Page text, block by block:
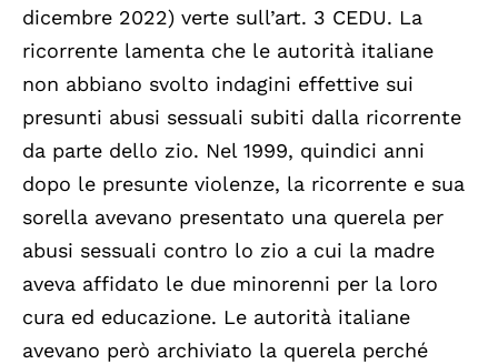
dicembre 2022) verte sull’art. 3 CEDU. La
ricorrente lamenta che le autorità italiane
non abbiano svolto indagini effettive sui
presunti abusi sessuali subiti dalla ricorrente
da parte dello zio. Nel 1999, quindici anni
dopo le presunte violenze, la ricorrente e sua
sorella avevano presentato una querela per
abusi sessuali contro lo zio a cui la madre
aveva affidato le due minorenni per la loro
cura ed educazione. Le autorità italiane
avevano però archiviato la querela perché